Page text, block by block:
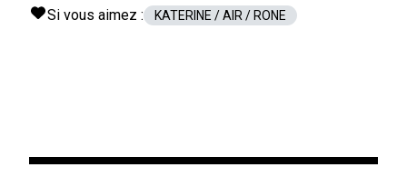
Si vous aimez :
KATERINE / AIR / RONE